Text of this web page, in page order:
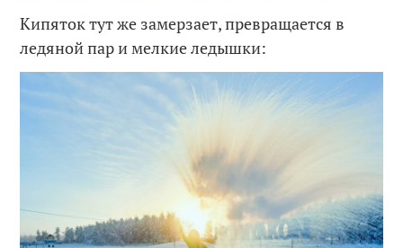
Кипяток тут же замерзает, превращается в
ледяной пар и мелкие ледышки: